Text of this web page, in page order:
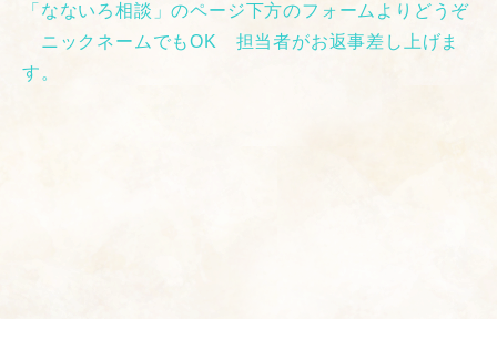
「なないろ相談」のページ下方のフォームよりどうぞ
ニックネームでもOK 担当者がお返事差し上げま
す。